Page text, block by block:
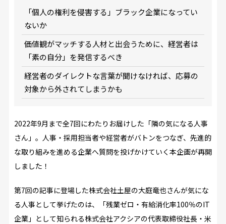
「個人の権利を侵害する」ブラック企業になってい
ないか
価値観がマッチする人材と出会うために、経営者は
「素の自分」を発信するべき
経営者のダイレクトな言葉が聞けなければ、応募の
対象から外されてしまうかも
2022年9月まで全7回にわたりお届けした「隣の気になる人事
さん」。人事・採用担当者や経営者がバトンをつなぎ、先進的
な取り組みを進める企業へ質問を投げかけていく本企画が再開
しました！
第7回の記事に登場した株式会社土屋の大庭竜也さんが気にな
る人事として挙げたのは、「残業ゼロ・有給消化率100％のIT
企業」として知られる株式会社アクシアの代表取締役社長・米